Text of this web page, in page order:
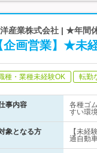
産業株式会社 | ★年間
企画営業】★未
種・業種未経験OK 転勤
事内容
各種ゴ
すい環
象となる方
【未経
通自動